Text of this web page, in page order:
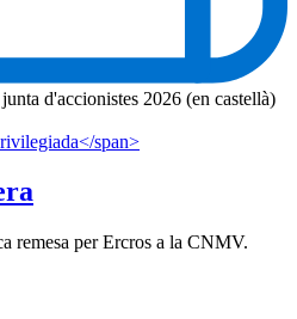
d'accionistes 2026 (en castellà)
span>
remesa per Ercros a la CNMV.